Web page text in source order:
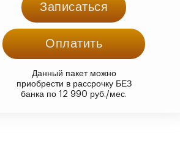
Записаться
Оплатить
Данный пакет можно
приобрести в рассрочку БЕЗ
банка по 12 990 руб./мес.